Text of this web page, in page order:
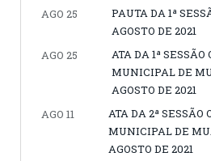
AGO 25
PAUTA DA 1ª
AGOSTO DE 2021
AGO 25
ATA DA 1ª
MUNICIPAL DE
AGOSTO DE 2021
AGO 11
ATA DA 2ª
MUNICIPAL DE
AGOSTO DE 2021